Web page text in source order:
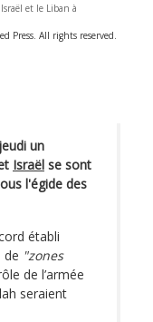
et le Liban à
Press. All rights reserved.
un
Israël se sont
l'égide des
établi
de "zones
de l’armée
seraient